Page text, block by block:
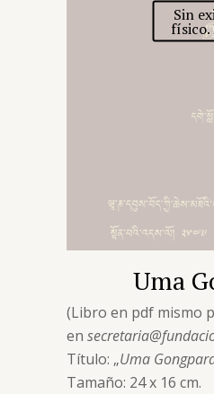
Sin
físico.
Uma
(Libro en pdf mismo
en
Título: „Uma
Tamaño: 24 x 16 cm.